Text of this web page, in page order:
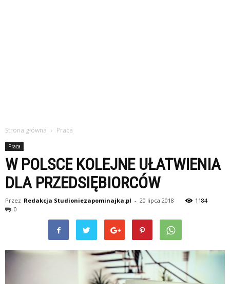
Strona główna Praca
Praca
W POLSCE KOLEJNE UŁATWIENIA
DLA PRZEDSIĘBIORCÓW
Przez Redakcja Studioniezapominajka.pl - 20 lipca 2018
1184
0